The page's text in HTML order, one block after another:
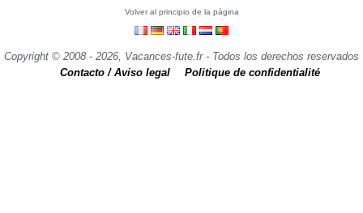
Volver al principio de la página
Copyright © 2008 - 2026, Vacances-fute.fr - Todos los derechos reservados
Contacto / Aviso legal
Politique de confidentialité